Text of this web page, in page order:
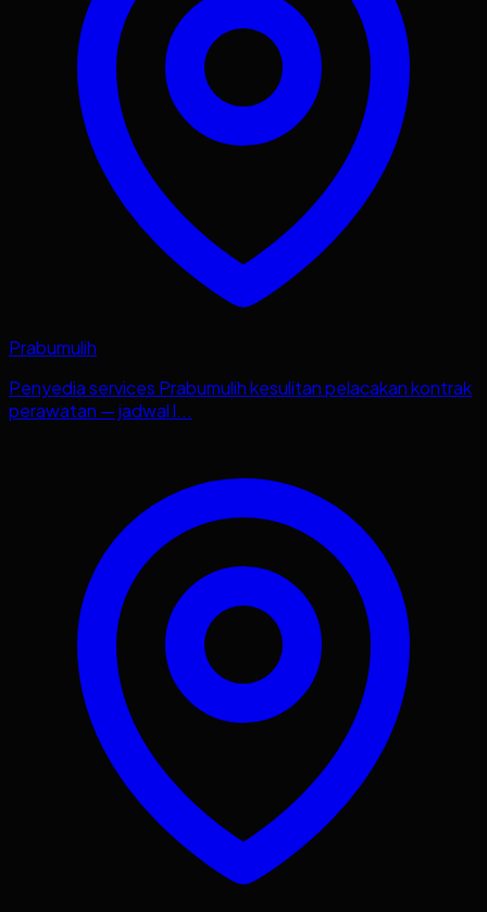
Prabumulih
Penyedia services Prabumulih kesulitan pelacakan kontrak
perawatan — jadwal l...